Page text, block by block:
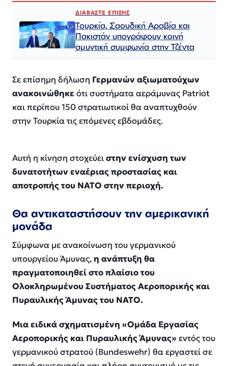
ΔΙΑΒΑΣΤΕ ΕΠΙΣΗΣ
Τουρκία, Σαουδική Αραβία και
Πακιστάν υπογράφουν κοινή
αμυντική συμφωνία στην Τζέντα
Σε επίσημη δήλωση Γερμανώναξιωματούχων
ανακοινώθηκεότι συστήματα αεράμυνας Patriot
και περίπου 150 στρατιωτικοί θα αναπτυχθούν
στην Τουρκία τις επόμενες εβδομάδες.
Αυτή η κίνηση στοχεύειστην ενίσχυση των
δυνατοτήτων εναέριας προστασίας και
αποτροπής του ΝΑΤΟ στην περιοχή.
Θα αντικαταστήσουν την αμερικανική
μονάδα
Σύμφωνα με ανακοίνωση του γερμανικού
υπουργείου Άμυνας, η ανάπτυξη θα
πραγματοποιηθεί στο πλαίσιο του
Ολοκληρωμένου Συστήματος Αεροπορικής και
Πυραυλικής Άμυνας του ΝΑΤΟ.
Μια ειδικά σχηματισμένη «Ομάδα Εργασίας
Αεροπορικής και Πυραυλικής Άμυνας» εντός του
γερμανικού στρατού (Bundeswehr) θα εργαστεί σε